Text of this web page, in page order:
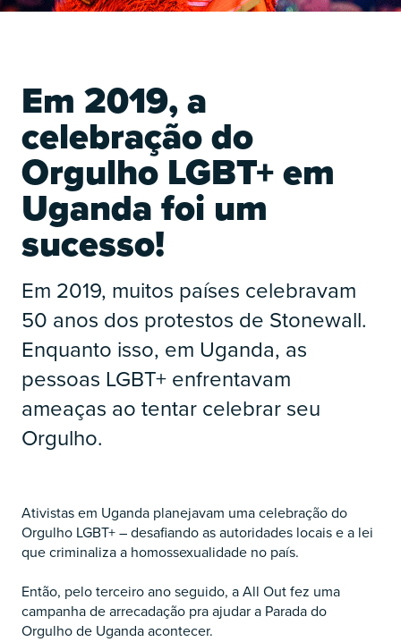
Em 2019, a
celebração do
Orgulho LGBT+ em
Uganda foi um
sucesso!
Em 2019, muitos países celebravam
50 anos dos protestos de Stonewall.
Enquanto isso, em Uganda, as
pessoas LGBT+ enfrentavam
ameaças ao tentar celebrar seu
Orgulho.
Ativistas em Uganda planejavam uma celebração do
Orgulho LGBT+ – desafiando as autoridades locais e a lei
que criminaliza a homossexualidade no país.
Então, pelo terceiro ano seguido, a All Out fez uma
campanha de arrecadação pra ajudar a Parada do
Orgulho de Uganda acontecer.